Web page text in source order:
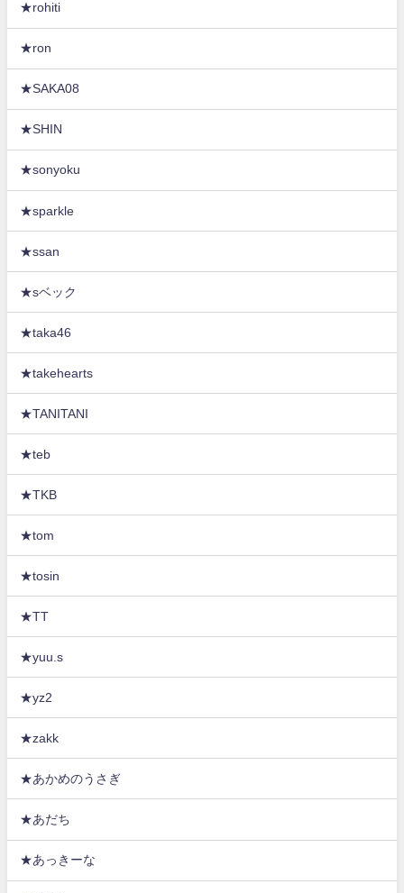
★rohiti
★ron
★SAKA08
★SHIN
★sonyoku
★sparkle
★ssan
★sベック
★taka46
★takehearts
★TANITANI
★teb
★TKB
★tom
★tosin
★TT
★yuu.s
★yz2
★zakk
★あかめのうさぎ
★あだち
★あっきーな